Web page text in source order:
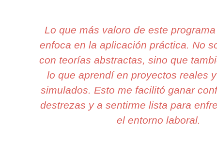
Lo que más valoro de este
enfoca en la aplicación práctica. No
con teorías abstractas, sino que
lo que aprendí en proyectos reales
simulados. Esto me facilitó ganar
destrezas y a sentirme lista para
el entorno laboral.